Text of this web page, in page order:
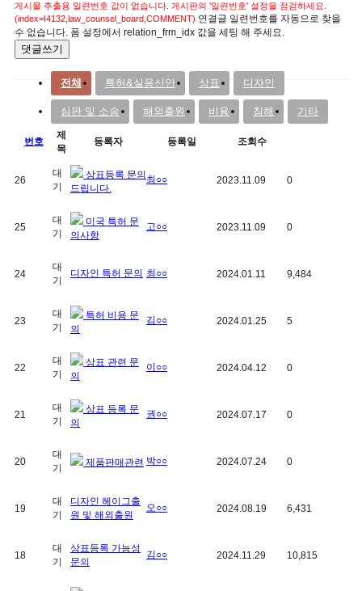
게시물 추출용 일련번호 값이 없습니다. 게시판의 '일련번호' 설정을 점검하세요.
(index=I4132,law_counsel_board,COMMENT) 연결글 일련번호를 자동으로 찾을
수 없습니다. 폼 설정에서 relation_frm_idx 값을 세팅 해 주세요.
댓글쓰기
전체 특허&실용신안 상표 디자인
심판 및 소송 해외출원 비용 침해 기타
번호
제
목
등록자 등록일 조회수
26
대
기
상표등록 문의
드립니다.
최○○ 2023.11.09 0
25
대
기
미국 특허 문
의사항
고○○ 2023.11.09 0
24
대
기
디자인 특허 문의 최○○ 2024.01.11 9,484
23
대
기
특허 비용 문
의
김○○ 2024.01.25 5
22
대
기
상표 관련 문
의
이○○ 2024.04.12 0
21
대
기
상표 등록 문
의
권○○ 2024.07.17 0
20
대
기
제품판매관련 박○○ 2024.07.24 0
19
대
기
디자인 헤이그출
원 및 해외출원
오○○ 2024.08.19 6,431
18
대
기
상표등록 가능성
문의
김○○ 2024.11.29 10,815